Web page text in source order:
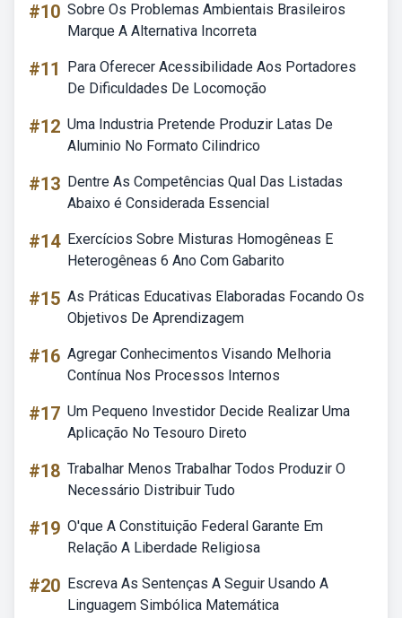
#10 Sobre Os Problemas Ambientais Brasileiros
Marque A Alternativa Incorreta
#11
Para Oferecer Acessibilidade Aos Portadores
De Dificuldades De Locomoção
#12 Uma Industria Pretende Produzir Latas De
Aluminio No Formato Cilindrico
#13 Dentre As Competências Qual Das Listadas
Abaixo é Considerada Essencial
#14 Exercícios Sobre Misturas Homogêneas E
Heterogêneas 6 Ano Com Gabarito
#15 As Práticas Educativas Elaboradas Focando Os
Objetivos De Aprendizagem
#16 Agregar Conhecimentos Visando Melhoria
Contínua Nos Processos Internos
#17 Um Pequeno Investidor Decide Realizar Uma
Aplicação No Tesouro Direto
#18 Trabalhar Menos Trabalhar Todos Produzir O
Necessário Distribuir Tudo
#19 O'que A Constituição Federal Garante Em
Relação A Liberdade Religiosa
#20 Escreva As Sentenças A Seguir Usando A
Linguagem Simbólica Matemática